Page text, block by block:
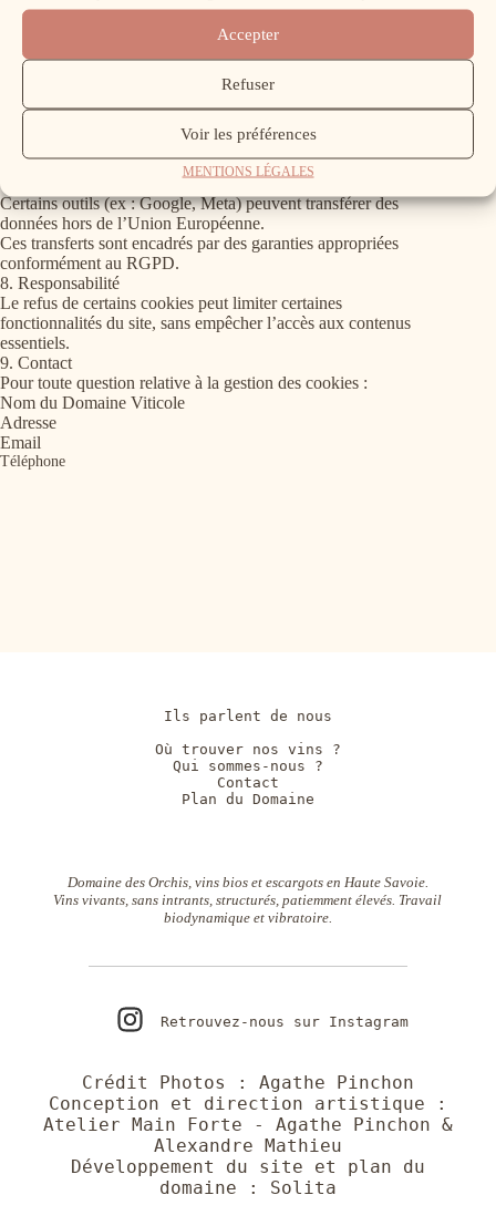
Accepter
Refuser
Voir les préférences
MENTIONS LÉGALES
Droit de rectification
Droit d’opposition
Droit à la limitation du traitement
Vous pouvez exercer ces droits en nous contactant à :
[email@domaine.fr]
7. Transfert de données hors UE
Certains outils (ex : Google, Meta) peuvent transférer des
données hors de l’Union Européenne.
Ces transferts sont encadrés par des garanties appropriées
conformément au RGPD.
8. Responsabilité
Le refus de certains cookies peut limiter certaines
fonctionnalités du site, sans empêcher l’accès aux contenus
essentiels.
9. Contact
Pour toute question relative à la gestion des cookies :
Nom du Domaine Viticole
Adresse
Email
Téléphone
Ils parlent de nous
Où trouver nos vins ?
Qui sommes-nous ?
Contact
Plan du Domaine
Domaine des Orchis, vins bios et escargots en Haute Savoie.
Vins vivants, sans intrants, structurés, patiemment élevés. Travail
biodynamique et vibratoire.
Retrouvez-nous sur Instagram
Crédit Photos : Agathe Pinchon
Conception et direction artistique :
Atelier Main Forte - Agathe Pinchon &
Alexandre Mathieu
Développement du site et plan du
domaine : Solita